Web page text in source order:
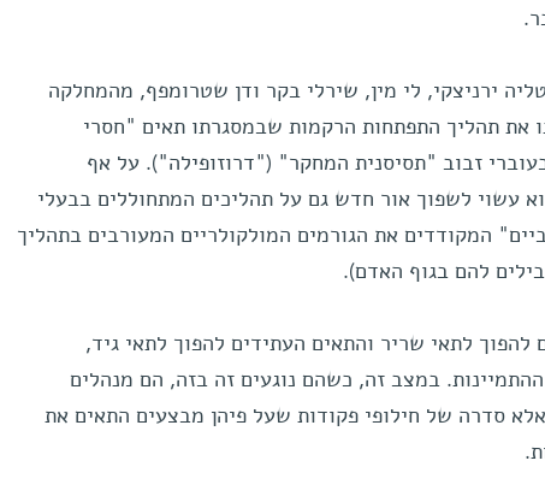
ירניצקי, לי מין, שירלי בקר ודן שטרומפף, מהמחלקה
את תהליך התפתחות הרקמות שבמסגרתו תאים "חסרי
זבוב "תסיסנית המחקר" ("דרוזופילה"). על אף
עשוי לשפוך אור חדש גם על תהליכים המתחוללים בבעלי
המקודדים את הגורמים המולקולריים המעורבים בתהליך
להם בגוף האדם).
לתאי שריר והתאים העתידים להפוך לתאי גיד,
במצב זה, כשהם נוגעים זה בזה, הם מנהלים
סדרה של חילופי פקודות שעל פיהן מבצעים התאים את